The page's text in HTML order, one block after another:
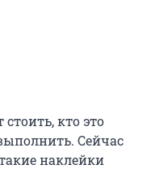
стоить, кто это
Сейчас
наклейки